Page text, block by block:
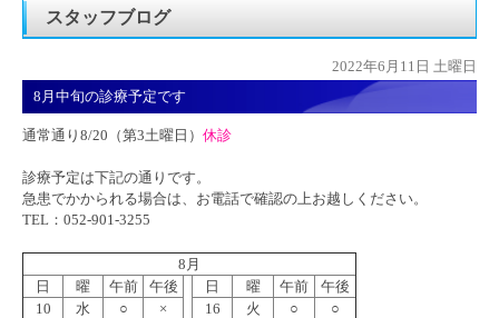
スタッフブログ
2022年6月11日 土曜日
8月中旬の診療予定です
通常通り8/20（第3土曜日） 休診
診療予定は下記の通りです。
急患でかかられる場合は、お電話で確認の上お越しください。
TEL：052-901-3255
8月
日
曜 午前 午後 日 曜 午前
午後
10
水 ○ × 16 火 ○
○